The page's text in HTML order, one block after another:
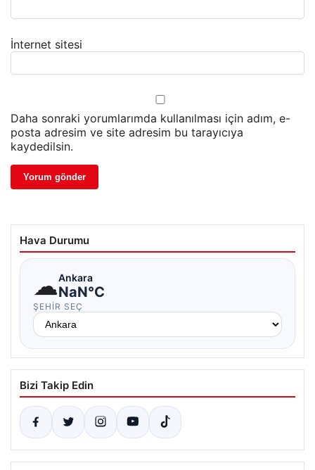
İnternet sitesi
Daha sonraki yorumlarımda kullanılması için adım, e-
posta adresim ve site adresim bu tarayıcıya
kaydedilsin.
Hava Durumu
☁Ankara
NaN°C
ŞEHIR SEÇ
Bizi Takip Edin